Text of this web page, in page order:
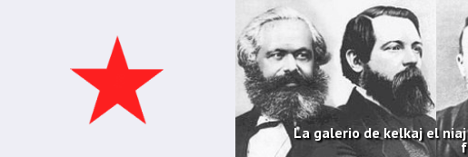
La galerio de kelkaj el